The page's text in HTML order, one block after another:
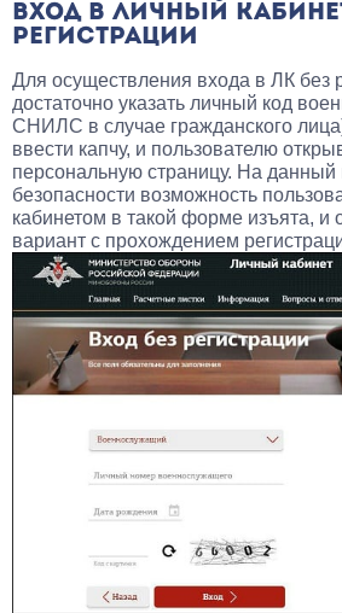
ВХОД В ЛИЧНЫЙ
РЕГИСТРАЦИИ
Для осуществления входа в ЛК без
достаточно указать личный код
СНИЛС в случае гражданского
ввести капчу, и пользователю
персональную страницу. На
безопасности возможность
кабинетом в такой форме изъята, и
вариант с прохождением